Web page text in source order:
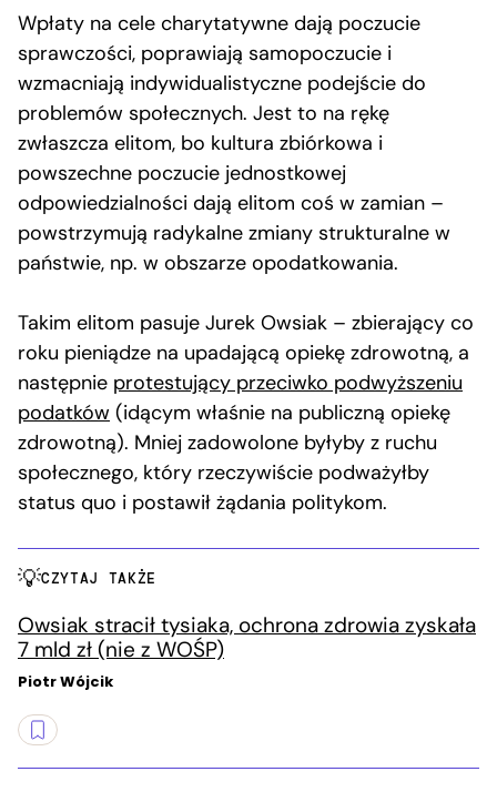
Wpłaty na cele charytatywne dają poczucie
sprawczości, poprawiają samopoczucie i
wzmacniają indywidualistyczne podejście do
problemów społecznych. Jest to na rękę
zwłaszcza elitom, bo kultura zbiórkowa i
powszechne poczucie jednostkowej
odpowiedzialności dają elitom coś w zamian –
powstrzymują radykalne zmiany strukturalne w
państwie, np. w obszarze opodatkowania.
Takim elitom pasuje Jurek Owsiak – zbierający co
roku pieniądze na upadającą opiekę zdrowotną, a
następnie protestujący przeciwko podwyższeniu
podatków (idącym właśnie na publiczną opiekę
zdrowotną). Mniej zadowolone byłyby z ruchu
społecznego, który rzeczywiście podważyłby
status quo i postawił żądania politykom.
CZYTAJ TAKŻE
Owsiak stracił tysiaka, ochrona zdrowia zyskała
7 mld zł (nie z WOŚP)
Piotr Wójcik